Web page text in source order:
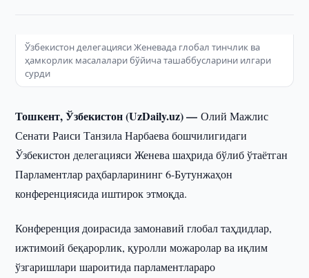
Ўзбекистон делегацияси Женевада глобал тинчлик ва
ҳамкорлик масалалари бўйича ташаббусларини илгари
сурди
Тошкент, Ўзбекистон (UzDaily.uz) —Олий Мажлис
Сенати Раиси Танзила Нарбаева бошчилигидаги
Ўзбекистон делегацияси Женева шаҳрида бўлиб ўтаётган
Парламентлар раҳбарларининг 6-Бутунжаҳон
конференциясида иштирок этмоқда.
Конференция доирасида замонавий глобал таҳдидлар,
ижтимоий беқарорлик, қуролли можаролар ва иқлим
ўзгаришлари шароитида парламентлараро